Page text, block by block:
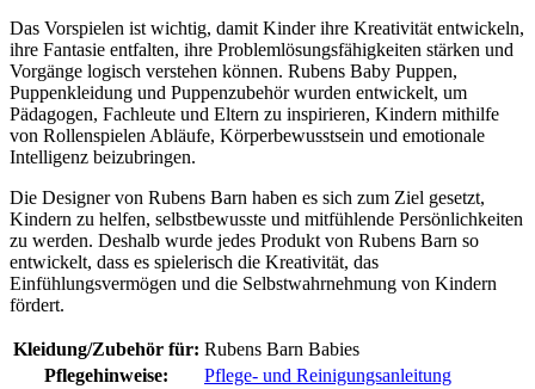
Das Vorspielen ist wichtig, damit Kinder ihre Kreativität entwickeln,
ihre Fantasie entfalten, ihre Problemlösungsfähigkeiten stärken und
Vorgänge logisch verstehen können. Rubens Baby Puppen,
Puppenkleidung und Puppenzubehör wurden entwickelt, um
Pädagogen, Fachleute und Eltern zu inspirieren, Kindern mithilfe
von Rollenspielen Abläufe, Körperbewusstsein und emotionale
Intelligenz beizubringen.
Die Designer von Rubens Barn haben es sich zum Ziel gesetzt,
Kindern zu helfen, selbstbewusste und mitfühlende Persönlichkeiten
zu werden. Deshalb wurde jedes Produkt von Rubens Barn so
entwickelt, dass es spielerisch die Kreativität, das
Einfühlungsvermögen und die Selbstwahrnehmung von Kindern
fördert.
Kleidung/Zubehör für: Rubens Barn Babies
Pflegehinweise:
Pflege- und Reinigungsanleitung